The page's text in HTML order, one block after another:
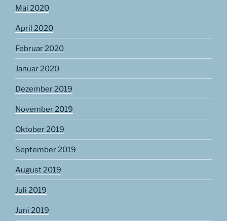
Mai 2020
April 2020
Februar 2020
Januar 2020
Dezember 2019
November 2019
Oktober 2019
September 2019
August 2019
Juli 2019
Juni 2019